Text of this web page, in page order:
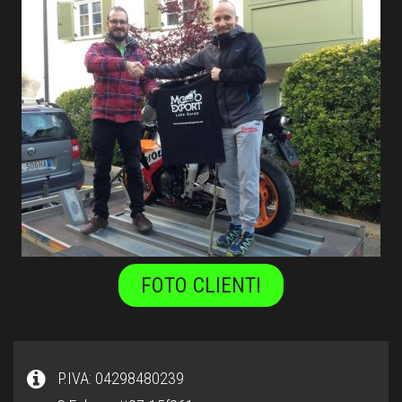
FOTO CLIENTI
P.IVA: 04298480239